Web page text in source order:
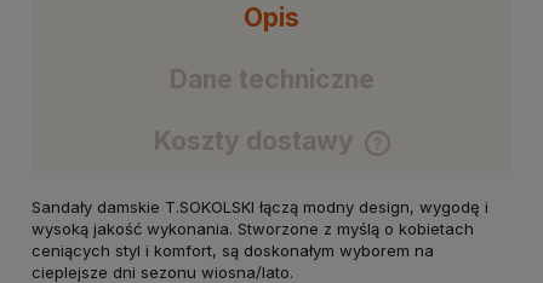
Opis
Dane techniczne
Koszty dostawy
Cena nie zawiera ewentualnych kosztów płatności
Sandały damskie T.SOKOLSKI łączą modny design, wygodę i
wysoką jakość wykonania. Stworzone z myślą o kobietach
ceniących styl i komfort, są doskonałym wyborem na
cieplejsze dni sezonu wiosna/lato.